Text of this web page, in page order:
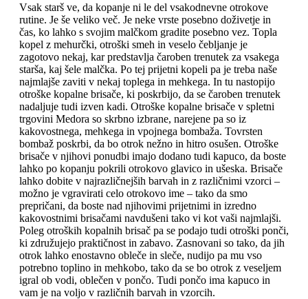
Vsak starš ve, da kopanje ni le del vsakodnevne otrokove
rutine. Je še veliko več. Je neke vrste posebno doživetje in
čas, ko lahko s svojim malčkom gradite posebno vez. Topla
kopel z mehurčki, otroški smeh in veselo čebljanje je
zagotovo nekaj, kar predstavlja čaroben trenutek za vsakega
starša, kaj šele malčka. Po tej prijetni kopeli pa je treba naše
najmlajše zaviti v nekaj toplega in mehkega. In tu nastopijo
otroške kopalne brisače, ki poskrbijo, da se čaroben trenutek
nadaljuje tudi izven kadi. Otroške kopalne brisače v spletni
trgovini Medora so skrbno izbrane, narejene pa so iz
kakovostnega, mehkega in vpojnega bombaža. Tovrsten
bombaž poskrbi, da bo otrok nežno in hitro osušen. Otroške
brisače v njihovi ponudbi imajo dodano tudi kapuco, da boste
lahko po kopanju pokrili otrokovo glavico in ušeska. Brisače
lahko dobite v najrazličnejših barvah in z različnimi vzorci –
možno je vgravirati celo otrokovo ime – tako da smo
prepričani, da boste nad njihovimi prijetnimi in izredno
kakovostnimi brisačami navdušeni tako vi kot vaši najmlajši.
Poleg otroških kopalnih brisač pa se podajo tudi otroški ponči,
ki združujejo praktičnost in zabavo. Zasnovani so tako, da jih
otrok lahko enostavno obleče in sleče, nudijo pa mu vso
potrebno toplino in mehkobo, tako da se bo otrok z veseljem
igral ob vodi, oblečen v pončo. Tudi pončo ima kapuco in
vam je na voljo v različnih barvah in vzorcih.